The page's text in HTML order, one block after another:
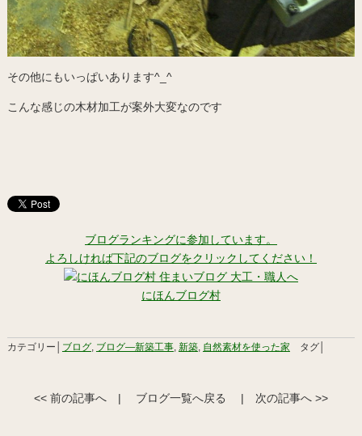
その他にもいっぱいあります^_^
こんな感じの木材加工が案外大変なのです
ブログランキングに参加しています。
よろしければ下記のブログをクリックしてください！
にほんブログ村
カテゴリー│ ブログ, ブログ―新築工事, 新築, 自然素材を使った家 タグ│
<< 前の記事へ | ブログ一覧へ戻る | 次の記事へ >>